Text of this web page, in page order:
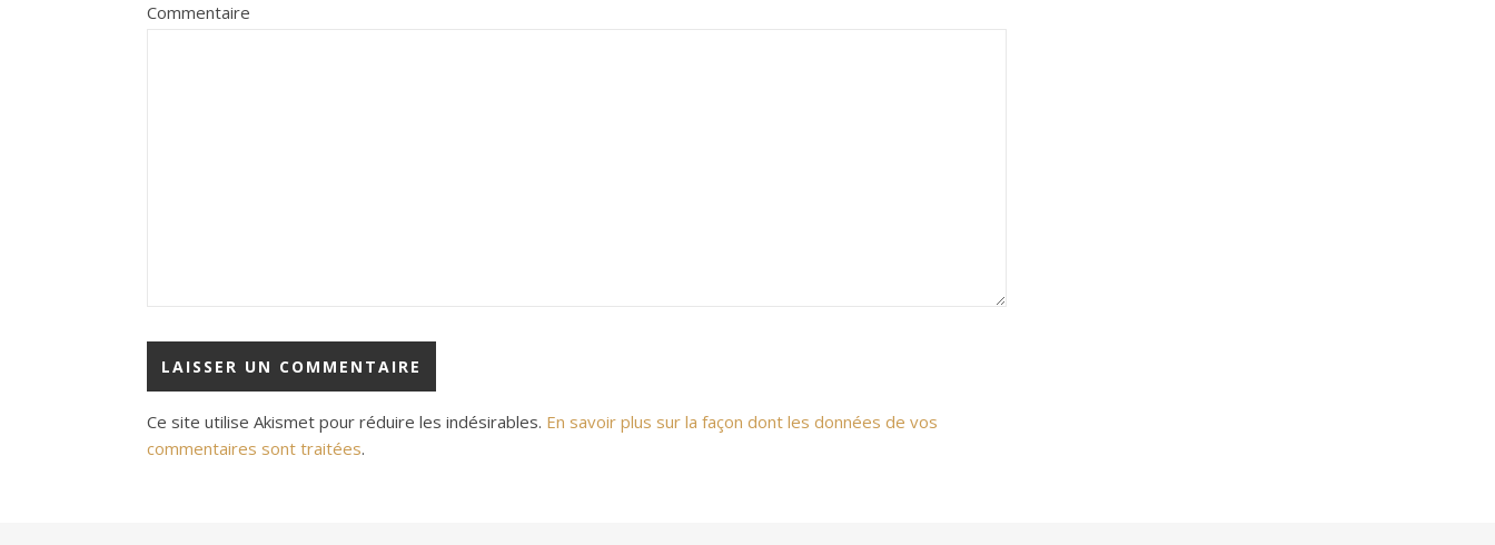
Commentaire
Ce site utilise Akismet pour réduire les indésirables. En savoir plus sur la façon dont les données de vos
commentaires sont traitées.